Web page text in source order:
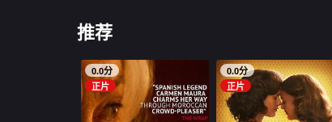
推荐
0.0分
正片
0.0分
正片